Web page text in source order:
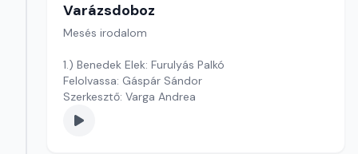
Varázsdoboz
Mesés irodalom
1.) Benedek Elek: Furulyás Palkó
Felolvassa: Gáspár Sándor
Szerkesztő: Varga Andrea